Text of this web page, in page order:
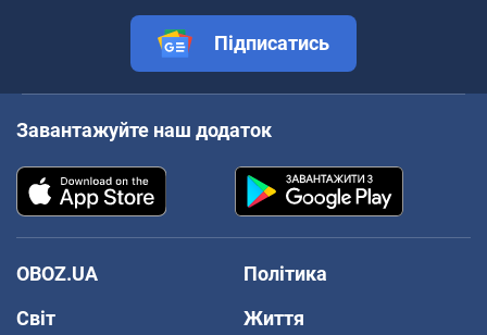
Підписатись
Завантажуйте наш додаток
OBOZ.UA
Політика
Світ
Життя